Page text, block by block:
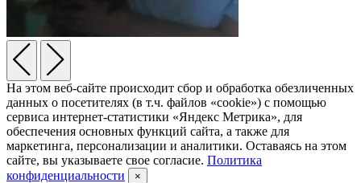
На этом веб-сайте происходит сбор и обработка обезличенных
данных о посетителях (в т.ч. файлов «cookie») с помощью
сервиса интернет-статистики «Яндекс Метрика», для
обеспечения основных функций сайта, а также для
маркетинга, персонализации и аналитики. Оставаясь на этом
сайте, вы указываете свое согласие. Политика
конфиденциальности
×